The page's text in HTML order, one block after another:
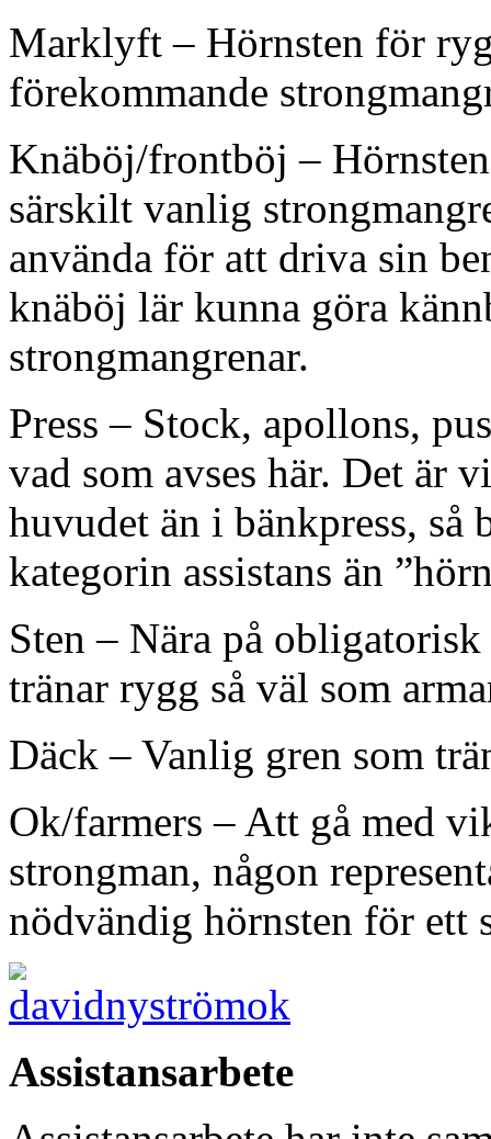
Marklyft – Hörnsten för
förekommande
Knäböj/frontböj –
särskilt vanlig
använda för att driva sin
knäböj lär kunna göra
strongmangrenar.
Press – Stock, apollons,
vad som avses här. Det är
huvudet än i bänkpress, så
kategorin assistans än
Sten – Nära på
tränar rygg så väl som
Däck – Vanlig gren som
Ok/farmers – Att gå med
strongman, någon
nödvändig hörnsten för ett
Assistansarbete